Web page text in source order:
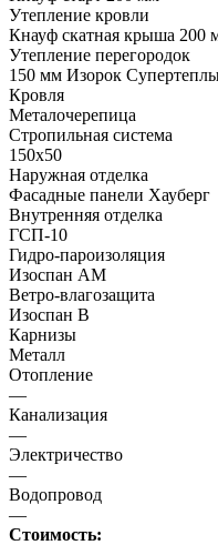
Утепление кровли
Кнауф скатная крыша 200
Утепление перегородок
150 мм Изорок
Кровля
Металочерепица
Стропильная система
150х50
Наружная отделка
Фасадные панели Хауберг
Внутренняя отделка
ГСП-10
Гидро-пароизоляция
Изоспан АМ
Ветро-влагозащита
Изоспан В
Карнизы
Металл
Отопление
—
Канализация
—
Электричество
—
Водопровод
—
Стоимость: